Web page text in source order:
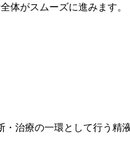
体がスムーズに進みます。
・治療の一環として行う精